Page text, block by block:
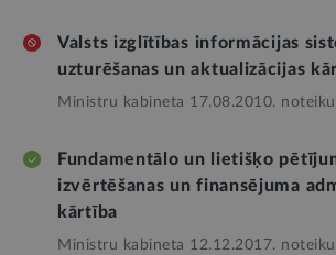
Valsts izglītības informācijas
uzturēšanas un aktualizācijas
Ministru kabineta 17.08.2010.
Fundamentālo un lietišķo
izvērtēšanas un finansējuma
kārtība
Ministru kabineta 12.12.2017.